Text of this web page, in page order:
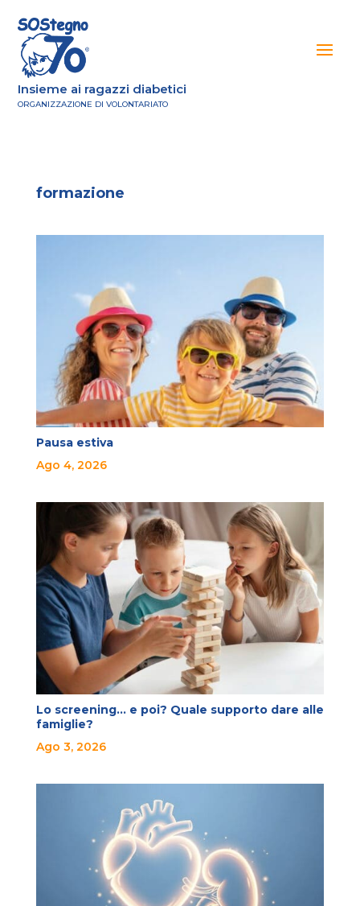
Insieme ai ragazzi diabetici
ORGANIZZAZIONE DI VOLONTARIATO
formazione
Pausa estiva
Ago 4, 2026
Lo screening… e poi? Quale supporto dare alle
famiglie?
Ago 3, 2026